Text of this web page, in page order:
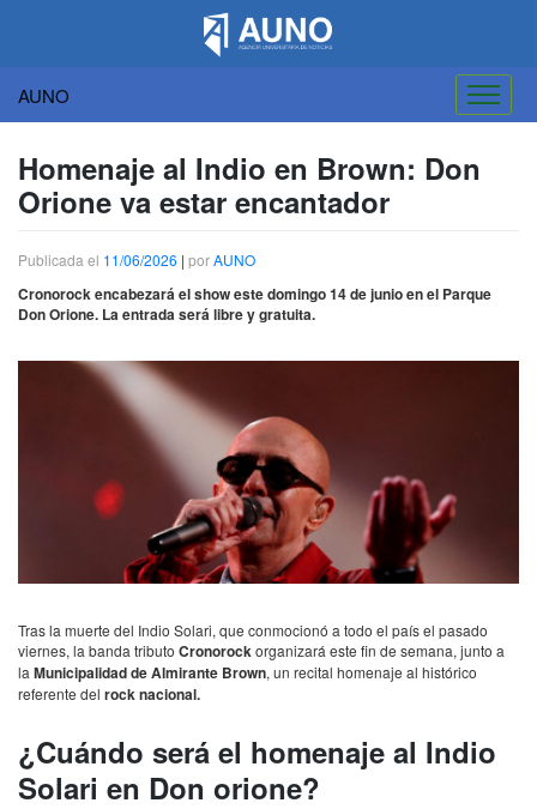
AUNO
contenido
Homenaje al Indio en Brown: Don
Orione va estar encantador
Publicada el 11/06/2026 | porAUNO
Cronorock encabezará el show este domingo 14 de junio en el Parque
Don Orione. La entrada será libre y gratuita.
Tras la muerte del Indio Solari, que conmocionó a todo el país el pasado
viernes, la banda tributo Cronorockorganizará este fin de semana, junto a
la Municipalidad de Almirante Brown, un recital homenaje al histórico
referente del rock nacional.
¿Cuándo será el homenaje al Indio
Solari en Don orione?